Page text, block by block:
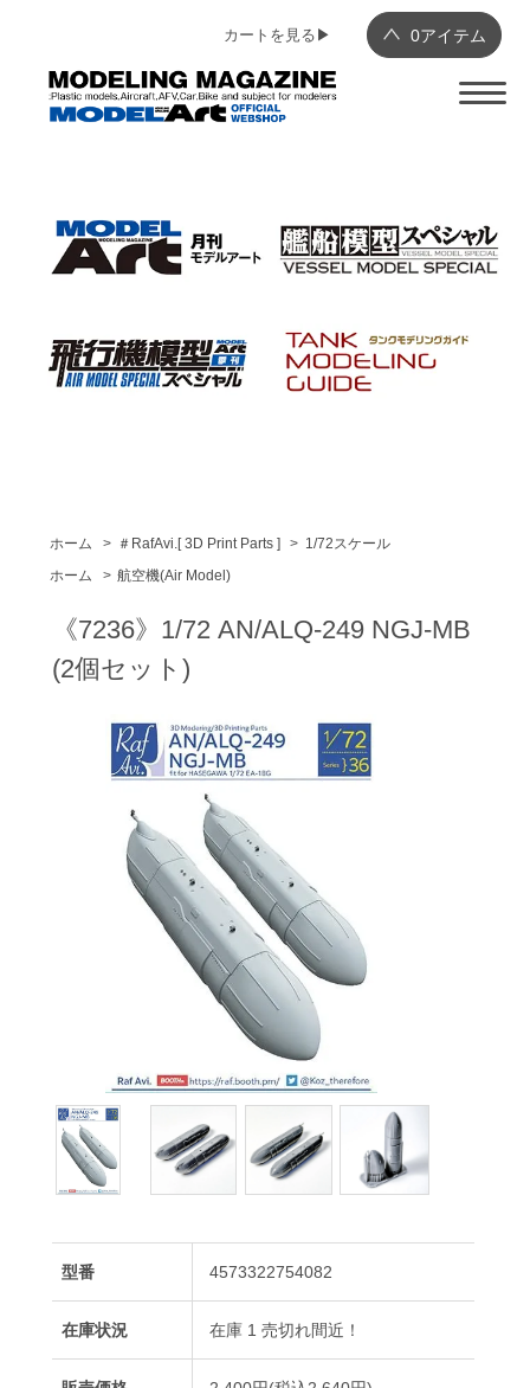
0アイテム
カートを見る▶︎
ホーム > ＃RafAvi.[ 3D Print Parts ] > 1/72スケール
ホーム
> 航空機(Air Model)
《7236》1/72 AN/ALQ-249 NGJ-MB
(2個セット)
型番 4573322754082
在庫状況 在庫 1 売切れ間近！